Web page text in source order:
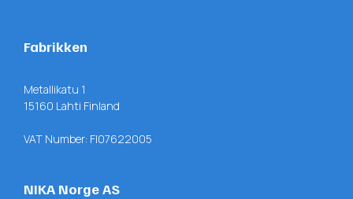
Fabrikken
Metallikatu 1
15160 Lahti Finland
VAT Number: FI07622005
NIKA Norge AS